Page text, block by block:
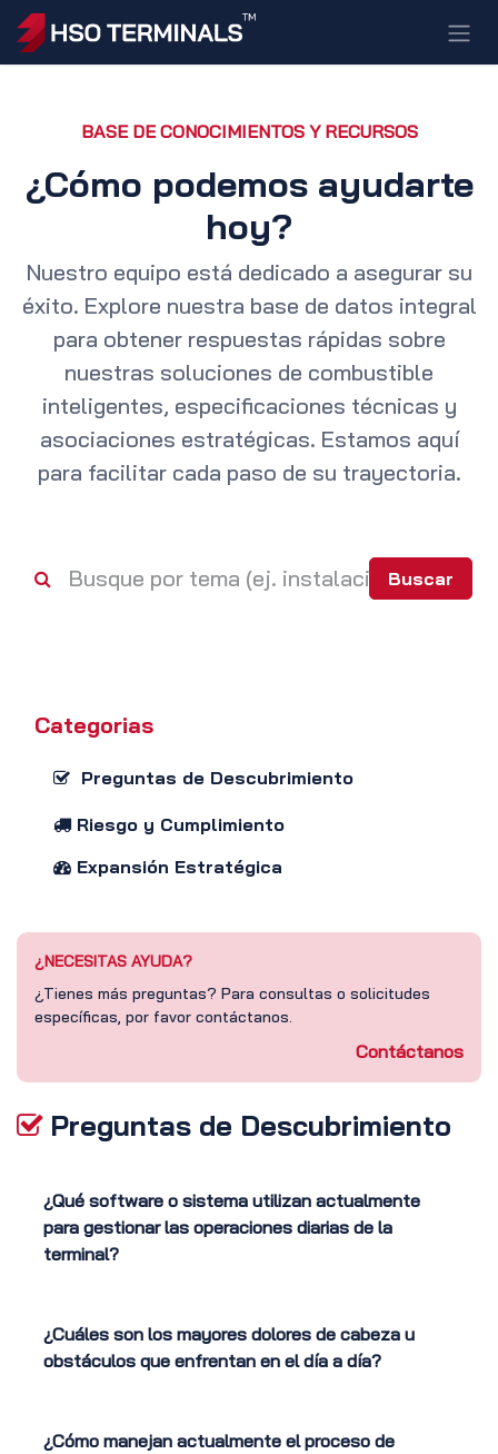
Ir al contenido
BASE DE CONOCIMIENTOS Y RECURSOS
¿Cómo podemos ayudarte
hoy?
Nuestro equipo está dedicado a asegurar su
éxito. Explore nuestra base de datos integral
para obtener respuestas rápidas sobre
nuestras soluciones de combustible
inteligentes, especificaciones técnicas y
asociaciones estratégicas. Estamos aquí
para facilitar cada paso de su trayectoria.
Buscar
Categorias
Preguntas de Descubrimiento
Riesgo y Cumplimiento
Expansión Estratégica
¿NECESITAS AYUDA?
¿Tienes más preguntas? Para consultas o solicitudes
específicas, por favor contáctanos.
Contáctanos
Preguntas de Descubrimiento
¿Qué software o sistema utilizan actualmente
para gestionar las operaciones diarias de la
terminal?
¿Cuáles son los mayores dolores de cabeza u
obstáculos que enfrentan en el día a día?
¿Cómo manejan actualmente el proceso de